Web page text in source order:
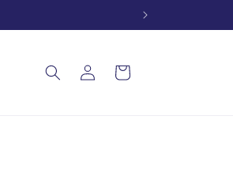
InloggenWinkelwagen